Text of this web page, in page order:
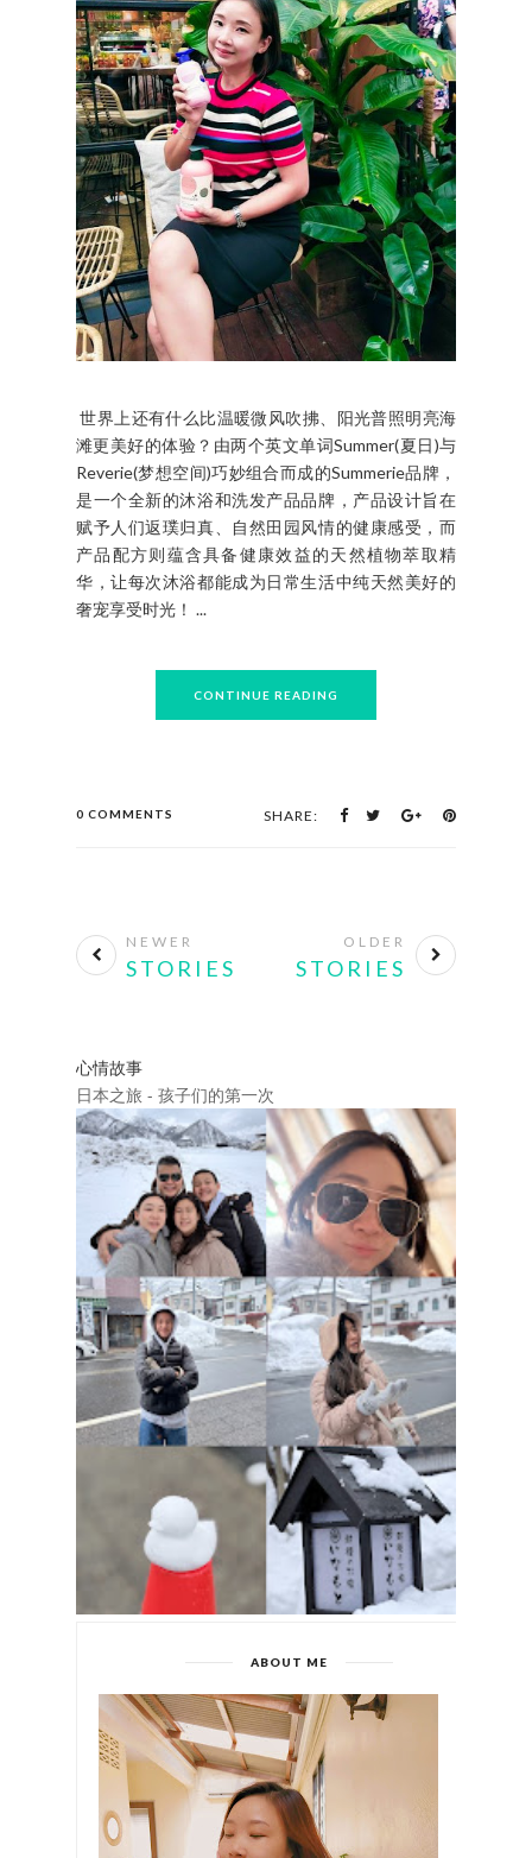
世界上还有什么比温暖微风吹拂、阳光普照明亮海
滩更美好的体验？由两个英文单词Summer(夏日)与
Reverie(梦想空间)巧妙组合而成的Summerie品牌，
是一个全新的沐浴和洗发产品品牌，产品设计旨在
赋予人们返璞归真、自然田园风情的健康感受，而
产品配方则蕴含具备健康效益的天然植物萃取精
华，让每次沐浴都能成为日常生活中纯天然美好的
奢宠享受时光！ ...
CONTINUE READING
0 COMMENTS SHARE:
NEWER
STORIES
OLDER
STORIES
心情故事
日本之旅 - 孩子们的第一次
ABOUT ME